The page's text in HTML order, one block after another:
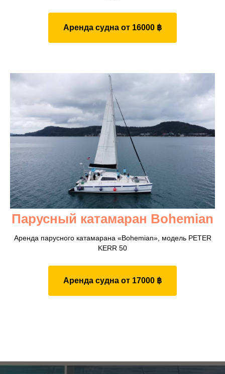
Аренда судна от 16000 ฿
Парусный катамаран Bohemian
Аренда парусного катамарана «Bohemian», модель PETER
KERR 50
Аренда судна от 17000 ฿